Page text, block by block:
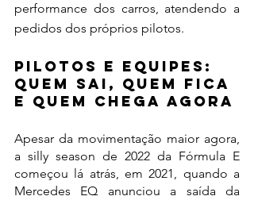
performance dos carros, atendendo a
pedidos dos próprios pilotos.
PILOTOS E EQUIPES:
Quem sai, quem fica
e quem chega agora
Apesar da movimentação maior agora,
a silly season de 2022 da Fórmula E
começou lá atrás, em 2021, quando a
Mercedes EQ anunciou a saída da